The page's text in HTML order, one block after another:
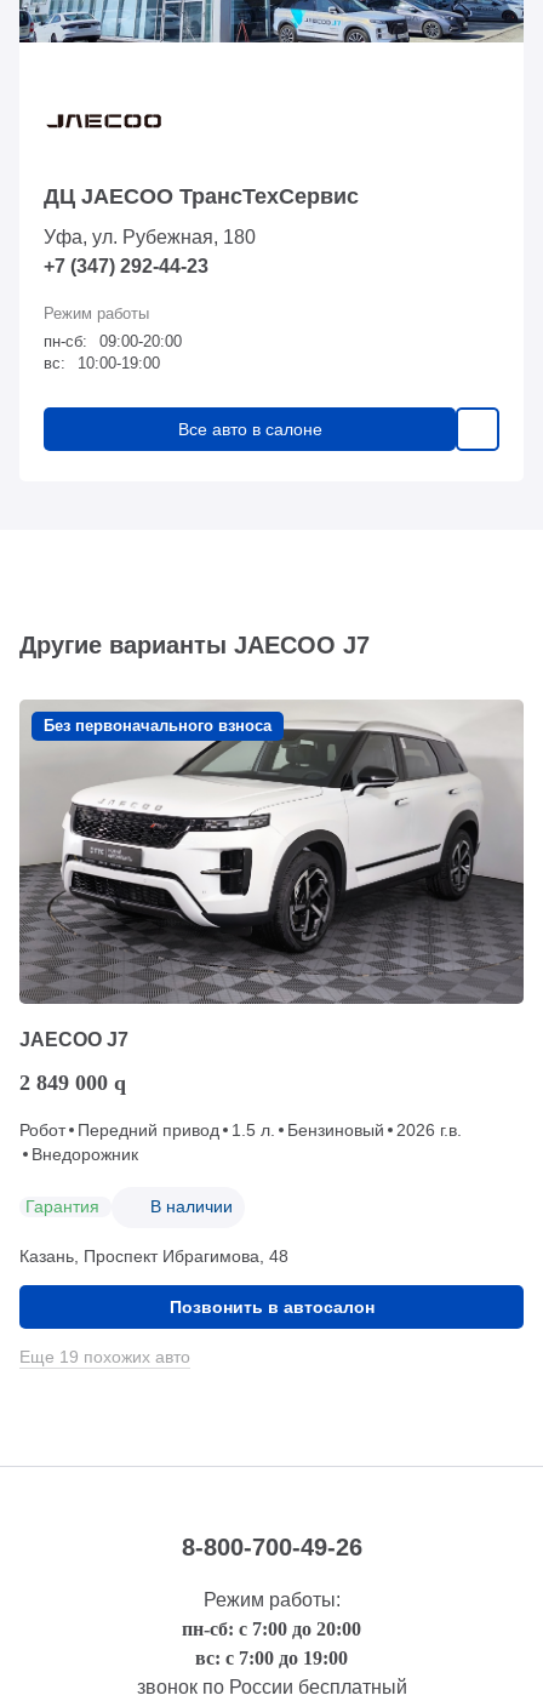
ДЦ JAECOO ТрансТехСервис
Уфа, ул. Рубежная, 180
+7 (347) 292-44-23
пн-сб:
09:00-20:00
вс:
10:00-19:00
Все авто в салоне
Другие варианты JAECOO J7
Без первоначального взноса
JAECOO J7
2 849 000 q
Робот Передний привод 1.5 л. Бензиновый
2026 г.в.
Внедорожник
Гарантия В наличии
Казань, Проспект Ибрагимова, 48
Позвонить в автосалон
Еще 19 похожих авто
8-800-700-49-26
Режим работы:
пн-сб: с 7:00 до 20:00
вс: с 7:00 до 19:00
звонок по России бесплатный